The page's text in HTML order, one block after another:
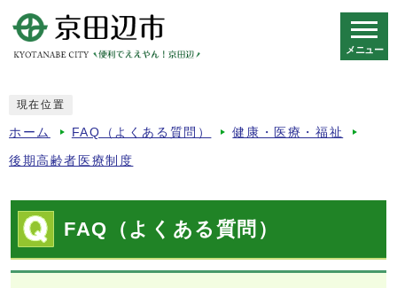
メニュー
現在位置
ホーム FAQ（よくある質問） 健康・医療・福祉
後期高齢者医療制度
FAQ（よくある質問）